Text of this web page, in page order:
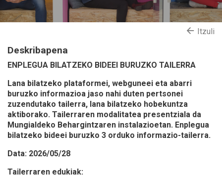
Itzuli
Deskribapena
ENPLEGUA BILATZEKO BIDEEI BURUZKO TAILERRA
Lana bilatzeko plataformei, webguneei eta abarri
buruzko informazioa jaso nahi duten pertsonei
zuzendutako tailerra, lana bilatzeko hobekuntza
aktiborako. Tailerraren modalitatea presentziala da
Mungialdeko Behargintzaren instalazioetan. Enplegua
bilatzeko bideei buruzko 3 orduko informazio-tailerra.
Data: 2026/05/28
Tailerraren edukiak: